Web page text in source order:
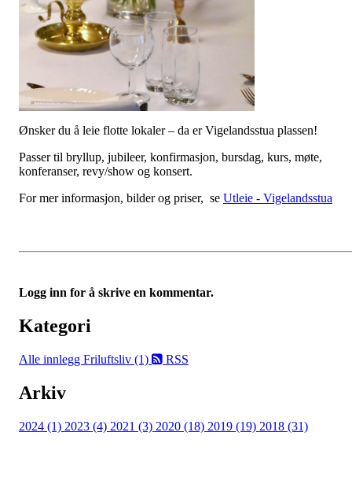
Ønsker du å leie flotte lokaler – da er Vigelandsstua plassen!
Passer til bryllup, jubileer, konfirmasjon, bursdag, kurs, møte,
konferanser, revy/show og konsert.
For mer informasjon, bilder og priser, se Utleie - Vigelandsstua
Logg inn for å skrive en kommentar.
Kategori
Alle innlegg Friluftsliv (1) RSS
Arkiv
2024 (1) 2023 (4) 2021 (3) 2020 (18) 2019 (19) 2018 (31)